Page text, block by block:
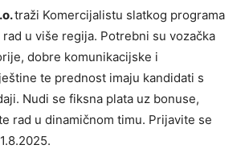
traži Komercijalistu slatkog programa
u više regija. Potrebni su vozačka
dobre komunikacijske i
te prednost imaju kandidati s
Nudi se fiksna plata uz bonuse,
rad u dinamičnom timu. Prijavite se